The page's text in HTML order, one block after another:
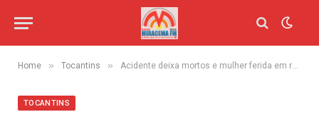
Home » Tocantins » Acidente deixa mortos e mulher ferida em rodovia
TOCANTINS